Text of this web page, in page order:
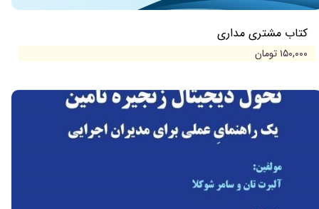
کتاب مشتری مداری
۱۵۰,۰۰۰ تومان